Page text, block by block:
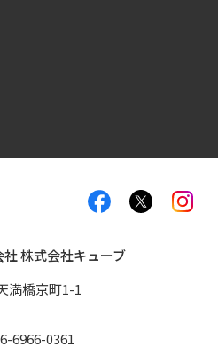
株式会社キューブ
満橋京町1-1
6966-0361